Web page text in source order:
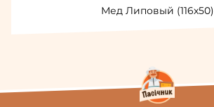
Мед Липовый (116х50)